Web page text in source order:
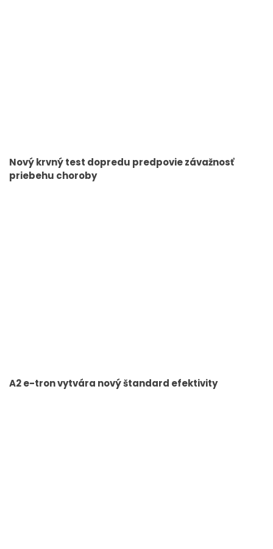
Nový krvný test dopredu predpovie závažnosť
priebehu choroby
A2 e-tron vytvára nový štandard efektivity